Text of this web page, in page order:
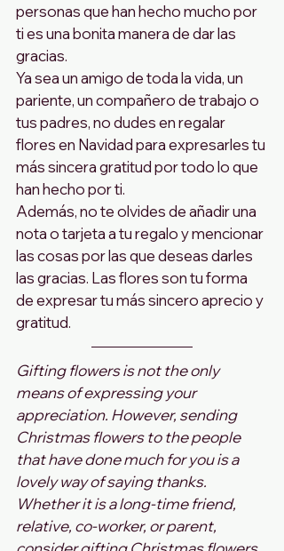
personas que han hecho mucho por
ti es una bonita manera de dar las
gracias.
Ya sea un amigo de toda la vida, un
pariente, un compañero de trabajo o
tus padres, no dudes en regalar
flores en Navidad para expresarles tu
más sincera gratitud por todo lo que
han hecho por ti.
Además, no te olvides de añadir una
nota o tarjeta a tu regalo y mencionar
las cosas por las que deseas darles
las gracias. Las flores son tu forma
de expresar tu más sincero aprecio y
gratitud.
Gifting flowers is not the only
means of expressing your
appreciation. However, sending
Christmas flowers to the people
that have done much for you is a
lovely way of saying thanks.
Whether it is a long-time friend,
relative, co-worker, or parent,